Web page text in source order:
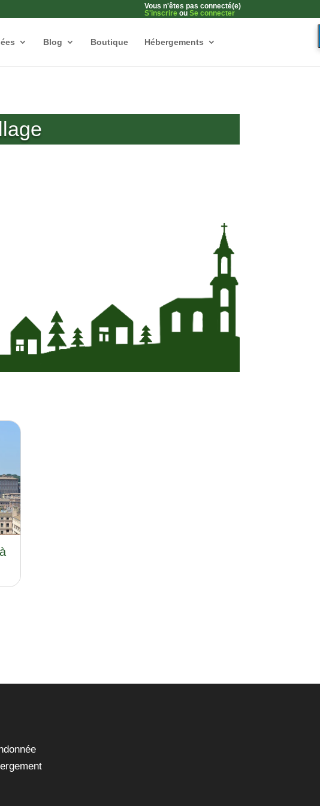
Vous n'êtes pas connecté(e)
S'inscrire ou Se connecter
Blog Boutique Hébergements